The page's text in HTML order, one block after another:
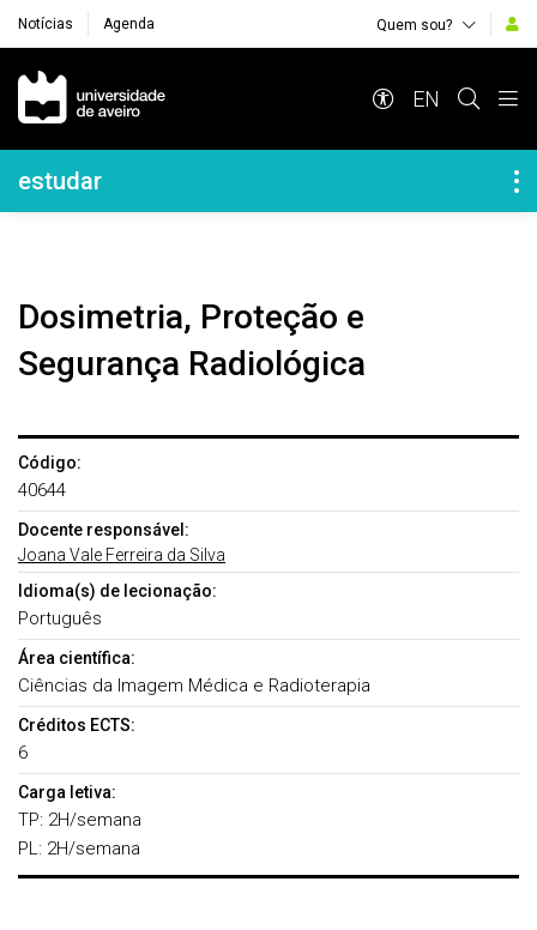
Notícias Agenda Quem sou?
Navegação Principal
EN
Navegação Lateral
estudar
Dosimetria, Proteção e
Segurança Radiológica
Código:
40644
Docente responsável:
Joana Vale Ferreira da Silva
Idioma(s) de lecionação:
Português
Área científica:
Ciências da Imagem Médica e Radioterapia
Créditos ECTS:
6
Carga letiva:
TP: 2H/semana
PL: 2H/semana